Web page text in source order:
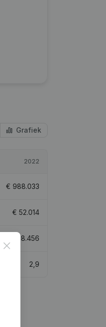
Grafiek
2022
€ 988.033
€ 52.014
1.238.456
2,9
Close